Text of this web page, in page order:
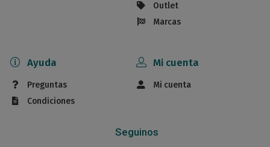
Outlet
Marcas
Ayuda
Preguntas
Condiciones
Mi cuenta
Mi cuenta
Seguinos